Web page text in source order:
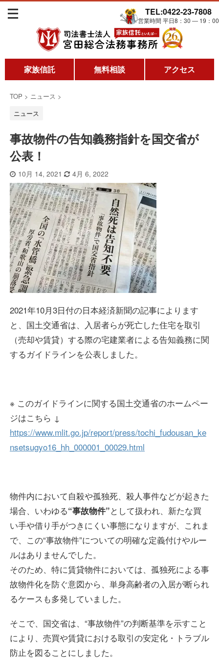
TEL:0422-23-7808
営業時間 平日8：30 ― 19：00
家族信託 無料相談 アクセス
TOP > ニュース >
ニュース
事故物件の告知義務指針を国交省が
公表！
10月 14, 2021 4月 6, 2022
2021年10月3日付の日本経済新聞の記事によります
と、国土交通省は、入居者らが死亡した住宅を取引
（売却や賃貸）する際の宅建業者による告知義務に関
するガイドラインを公表しました。
※ このガイドラインに関する国土交通省のホームペー
ジはこちら ↓
https://www.mlit.go.jp/report/press/tochi_fudousan_ke
nsetsugyo16_hh_000001_00029.html
物件内において自殺や孤独死、殺人事件などが起きた
場合、いわゆる“事故物件”として扱われ、新たな買
い手や借り手がつきにくい事態になりますが、これま
で、この“事故物件”についての明確な定義付けやルー
ルはありませんでした。
そのため、特に賃貸物件においては、孤独死による事
故物件化を防ぐ意図から、単身高齢者の入居が断られ
るケースも多発していました。
そこで、国交省は、“事故物件”の判断基準を示すこと
により、売買や賃貸における取引の安定化・トラブル
防止を図ることにしました。